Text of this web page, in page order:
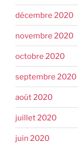
décembre 2020
novembre 2020
octobre 2020
septembre 2020
août 2020
juillet 2020
juin 2020